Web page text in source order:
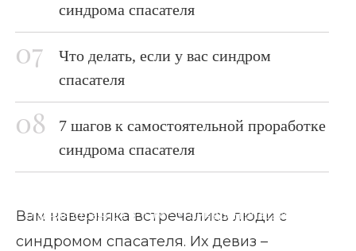
Главная страница Блог Синдром спасателя
синдрома спасателя
Что делать, если у вас синдром
спасателя
7 шагов к самостоятельной проработке
синдрома спасателя
Вам наверняка встречались люди с
синдромом спасателя. Их девиз –